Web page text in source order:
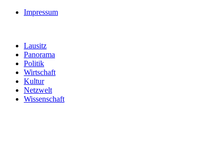
Impressum
Lausitz
Panorama
Politik
Wirtschaft
Kultur
Netzwelt
Wissenschaft